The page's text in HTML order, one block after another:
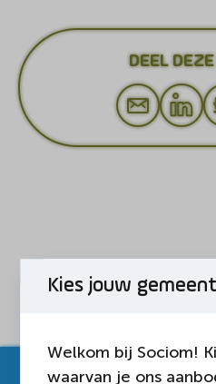
DEEL
Kies jouw
Welkom bij Sociom!
waarvan je ons